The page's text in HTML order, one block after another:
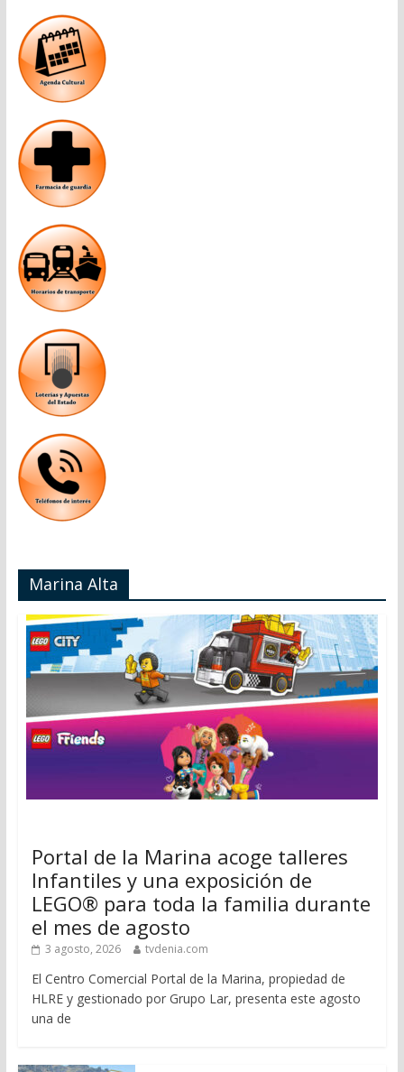
Marina Alta
Portal de la Marina acoge talleres
Infantiles y una exposición de
LEGO® para toda la familia durante
el mes de agosto
3 agosto, 2026 tvdenia.com
El Centro Comercial Portal de la Marina, propiedad de
HLRE y gestionado por Grupo Lar, presenta este agosto
una de